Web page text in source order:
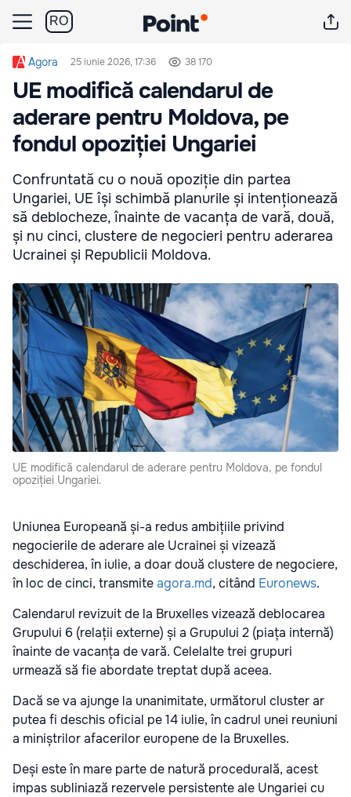
RO
Agora 25 iunie 2026, 17:36 38 170
UE modifică calendarul de
aderare pentru Moldova, pe
fondul opoziției Ungariei
Confruntată cu o nouă opoziție din partea
Ungariei, UE își schimbă planurile și intenționează
să deblocheze, înainte de vacanța de vară, două,
și nu cinci, clustere de negocieri pentru aderarea
Ucrainei și Republicii Moldova.
UE modifică calendarul de aderare pentru Moldova, pe fondul
opoziției Ungariei.
Uniunea Europeană și-a redus ambițiile privind
negocierile de aderare ale Ucrainei și vizează
deschiderea, în iulie, a doar două clustere de negociere,
în loc de cinci, transmiteagora.md, citând Euronews.
Calendarul revizuit de la Bruxelles vizează deblocarea
Grupului 6 (relații externe) și a Grupului 2 (piața internă)
înainte de vacanța de vară. Celelalte trei grupuri
urmează să fie abordate treptat după aceea.
Dacă se va ajunge la unanimitate, următorul cluster ar
putea fi deschis oficial pe 14 iulie, în cadrul unei reuniuni
a miniștrilor afacerilor europene de la Bruxelles.
Deși este în mare parte de natură procedurală, acest
impas subliniază rezervele persistente ale Ungariei cu